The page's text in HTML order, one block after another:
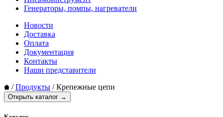
Генераторы, помпы, нагреватели
Новости
Доставка
Оплата
Документация
Контакты
Наши представители
/Продукты /Крепежные цепи
Открыть каталог →